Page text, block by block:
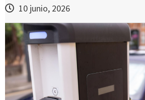
10 junio, 2026